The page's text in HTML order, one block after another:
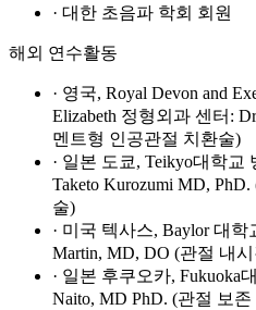
· 대한 초음파 학회 회원
해외 연수활동
· 영국, Royal Devon and
Elizabeth 정형외과 센터:
멘트형 인공관절 치환술)
· 일본 도쿄, Teikyo대학교
Taketo Kurozumi MD,
술)
· 미국 텍사스, Baylor 대
Martin, MD, DO (관절 내
· 일본 후쿠오카, Fukuoka
Naito, MD PhD. (관절 보